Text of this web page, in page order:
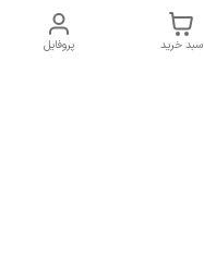
پروفایل سبد خرید